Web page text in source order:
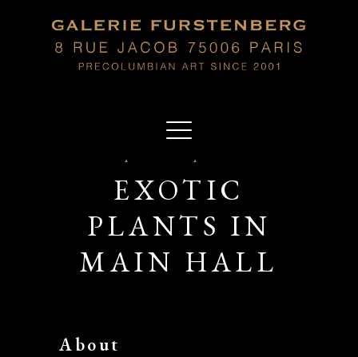
EXOTIC
PLANTS IN
MAIN HALL
About